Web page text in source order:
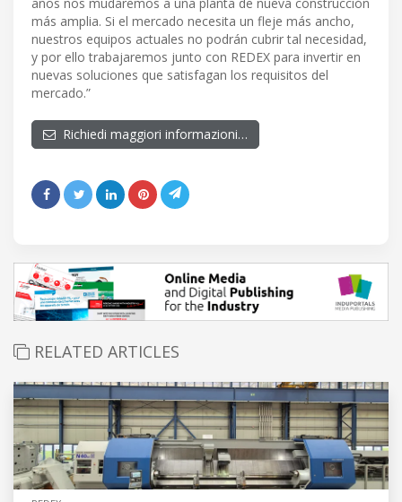
años nos mudaremos a una planta de nueva construcción
más amplia. Si el mercado necesita un fleje más ancho,
nuestros equipos actuales no podrán cubrir tal necesidad,
y por ello trabajaremos junto con REDEX para invertir en
nuevas soluciones que satisfagan los requisitos del
mercado.”
Richiedi maggiori informazioni…
RELATED ARTICLES